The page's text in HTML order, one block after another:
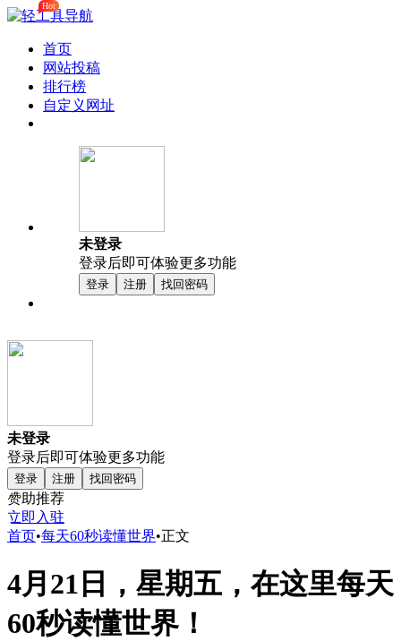
首页
网站投稿
排行榜
Hot
自定义网址
未登录
登录后即可体验更多功能
登录 注册 找回密码
未登录
登录后即可体验更多功能
登录 注册 找回密码
赞助推荐
立即入驻
首页•每天60秒读懂世界•正文
4月21日，星期五，在这里每天
60秒读懂世界！